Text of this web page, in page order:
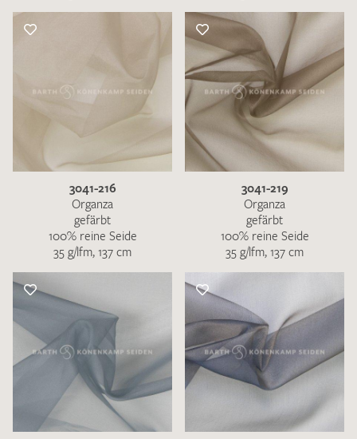
3041-216
Organza
gefärbt
100% reine Seide
35 g/lfm, 137 cm
3041-219
Organza
gefärbt
100% reine Seide
35 g/lfm, 137 cm